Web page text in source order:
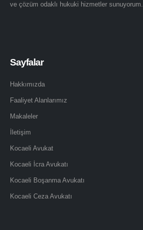
ve çözüm odaklı hukuki hizmetler sunuyorum.
Sayfalar
Hakkımızda
Faaliyet Alanlarımız
Makaleler
İletişim
Kocaeli Avukat
Kocaeli İcra Avukatı
Kocaeli Boşanma Avukatı
Kocaeli Ceza Avukatı